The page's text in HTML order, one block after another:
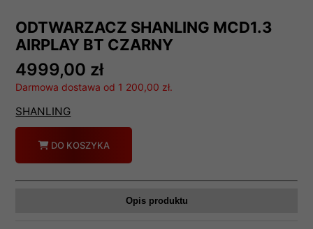
ODTWARZACZ SHANLING MCD1.3
AIRPLAY BT CZARNY
4999,00 zł
Darmowa dostawa od 1 200,00 zł.
SHANLING
Ilość DO KOSZYKA
Opis produktu